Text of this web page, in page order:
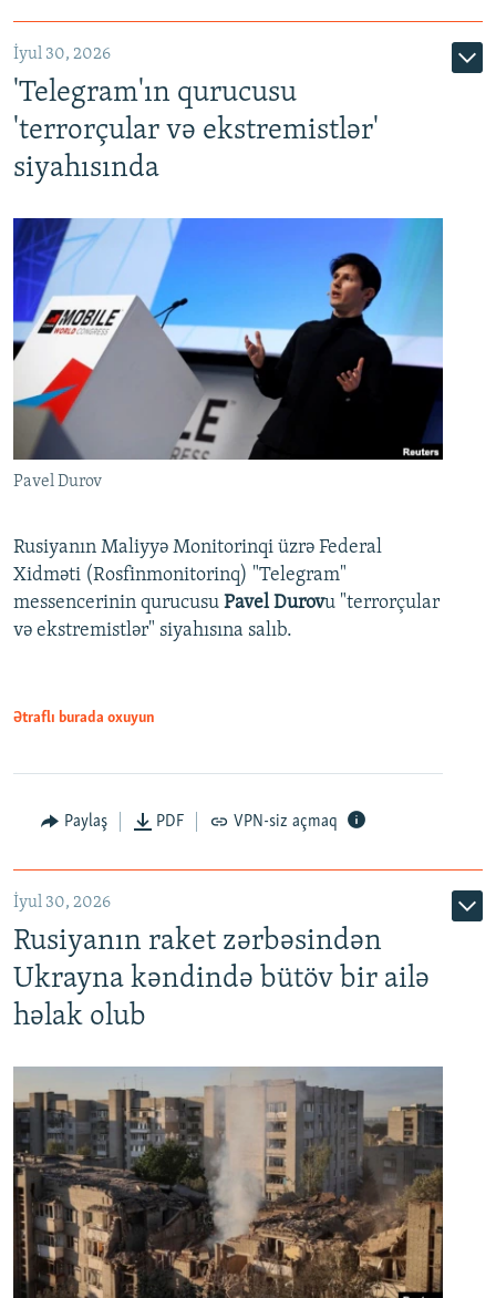
İyul 30, 2026
'Telegram'ın qurucusu
'terrorçular və ekstremistlər'
siyahısında
Pavel Durov
Rusiyanın Maliyyə Monitorinqi üzrə Federal
Xidməti (Rosfinmonitorinq) "Telegram"
messencerinin qurucusu Pavel Durovu "terrorçular
və ekstremistlər" siyahısına salıb.
Ətraflı burada oxuyun
Paylaş PDF VPN-siz açmaq
İyul 30, 2026
Rusiyanın raket zərbəsindən
Ukrayna kəndində bütöv bir ailə
həlak olub